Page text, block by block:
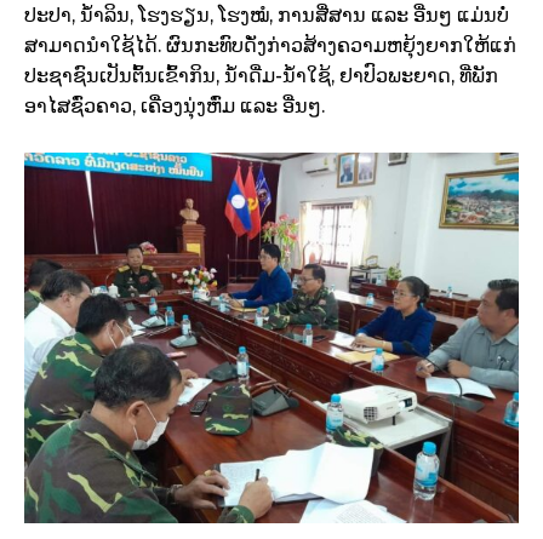
ປະປາ, ນໍ້າລິນ, ໂຮງຮຽນ, ໂຮງໝໍ, ການສື່ສານ ແລະ ອື່ນໆ ແມ່ນບໍ່
ສາມາດນໍາໃຊ້ໄດ້. ຜົນກະທົບດັ່ງກ່າວສ້າງຄວາມຫຍຸ້ງຍາກໃຫ້ແກ່
ປະຊາຊົນເປັນຕົ້ນເຂົ້າກິນ, ນໍ້າດື່ມ-ນໍ້າໃຊ້, ຢາປົວພະຍາດ, ທີ່ພັກ
ອາໄສຊົ່ວຄາວ, ເຄື່ອງນຸ່ງຫົ່ມ ແລະ ອື່ນໆ.